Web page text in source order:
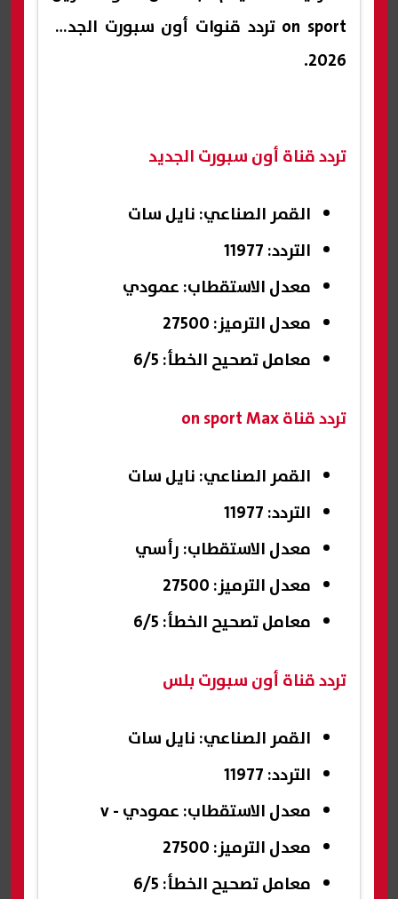
on sport تردد قنوات أون سبورت الجديد
2026.
تردد قناة أون سبورت الجديد
القمر الصناعي: نايل سات
التردد: 11977
معدل الاستقطاب: عمودي
معدل الترميز: 27500
معامل تصحيح الخطأ: 6/5
تردد قناة on sport Max
القمر الصناعي: نايل سات
التردد: 11977
معدل الاستقطاب: رأسي
معدل الترميز: 27500
معامل تصحيح الخطأ: 6/5
تردد قناة أون سبورت بلس
القمر الصناعي: نايل سات
التردد: 11977
معدل الاستقطاب: عمودي - v
معدل الترميز: 27500
معامل تصحيح الخطأ: 6/5